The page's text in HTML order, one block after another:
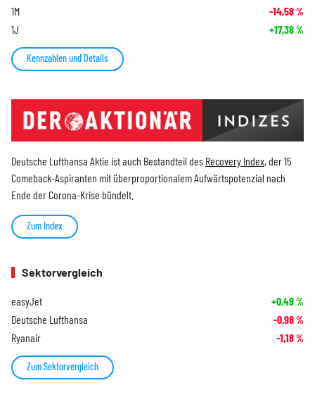
1M -14,58%
1J +17,38%
Kennzahlen und Details
Deutsche Lufthansa Aktie ist auch Bestandteil des Recovery Index, der 15
Comeback-Aspiranten mit überproportionalem Aufwärtspotenzial nach
Ende der Corona-Krise bündelt.
Zum Index
Sektorvergleich
easyJet +0,49%
Deutsche Lufthansa -0,98%
Ryanair -1,18%
Zum Sektorvergleich